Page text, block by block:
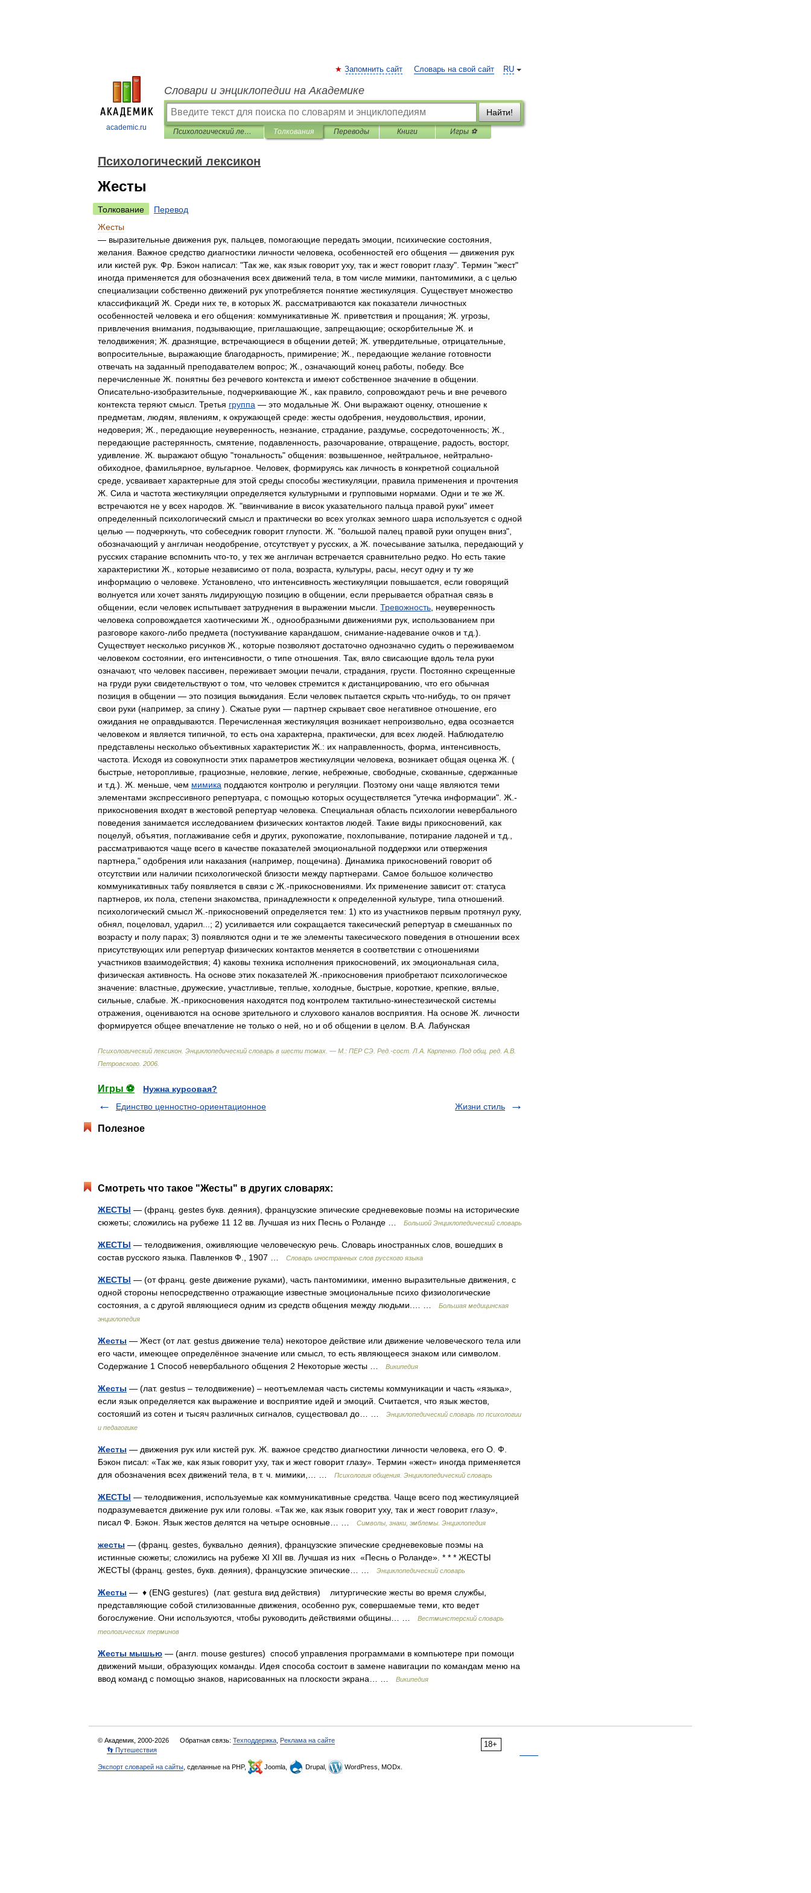
academic.ru
RU
Запомнить сайт Словарь на свой сайт
Словари и энциклопедии на Академике
Найти!
Психологический лексикон Толкования Переводы Книги Игры ⚽
Психологический лексикон
Жесты
Толкование
Перевод
Жесты
— выразительные движения рук пальцев помогающие передать эмоции психические состояния
желания
Важное средство диагностики личности человека особенностей его общения — движения рук
или кистей рук Фр Бэкон написал: "Так же как язык говорит уху, так и жест говорит глазу". Термин "жест"
иногда применяется для обозначения всех движений тела в том числе мимики пантомимики а с целью
специализации собственно движений рук употребляется понятие жестикуляция Существует множество
классификаций Ж Среди них те в которых Ж рассматриваются как показатели личностных
особенностей человека и его общения: коммуникативные Ж приветствия и прощания; Ж угрозы
привлечения внимания подзывающие приглашающие запрещающие; оскорбительные Ж и
телодвижения; Ж дразнящие встречающиеся в общении детей; Ж утвердительные отрицательные
вопросительные выражающие благодарность примирение; Ж передающие желание готовности
отвечать на заданный преподавателем вопрос; Ж означающий конец работы победу. Все
перечисленные Ж понятны без речевого контекста и имеют собственное значение в общении
Описательно-изобразительные подчеркивающие Ж как правило сопровождают речь и вне речевого
контекста теряют смысл Третья группа — это модальные Ж Они выражают оценку, отношение к
предметам
людям явлениям к окружающей среде: жесты одобрения неудовольствия иронии
недоверия; Ж передающие неуверенность незнание страдание раздумье сосредоточенность; Ж
передающие растерянность смятение подавленность разочарование отвращение радость восторг,
удивление Ж выражают общую "тональность" общения: возвышенное нейтральное нейтрально-
обиходное фамильярное вульгарное Человек формируясь как личность в конкретной социальной
среде усваивает характерные для этой среды способы жестикуляции правила применения и прочтения
Ж Сила и частота жестикуляции определяется культурными и групповыми нормами Одни и те же Ж
встречаются не у всех народов Ж . "ввинчивание в висок указательного пальца правой руки" имеет
определенный психологический смысл и практически во всех уголках земного шара используется с одной
целью — подчеркнуть что собеседник говорит глупости Ж . "большой палец правой руки опущен вниз",
обозначающий у англичан неодобрение отсутствует у русских а Ж почесывание затылка передающий у
русских старание вспомнить что-то у тех же англичан встречается сравнительно редко Но есть такие
характеристики Ж которые независимо от пола возраста культуры расы несут одну и ту же
информацию о человеке Установлено что интенсивность жестикуляции повышается если говорящий
волнуется или хочет занять лидирующую позицию в общении если прерывается обратная связь в
общении если человек испытывает затруднения в выражении мысли Тревожность неуверенность
человека сопровождается хаотическими Ж однообразными движениями рук использованием при
разговоре какого-либо предмета (постукивание карандашом снимание-надевание очков и т.д .).
Существует несколько рисунков Ж которые позволяют достаточно однозначно судить о переживаемом
человеком состоянии его интенсивности о типе отношения Так вяло свисающие вдоль тела руки
означают, что человек пассивен переживает эмоции печали страдания грусти Постоянно скрещенные
на груди руки свидетельствуют о том что человек стремится к дистанцированию что его обычная
позиция в общении — это позиция выжидания Если человек пытается скрыть что-нибудь то он прячет
свои руки (например за спину ). Сжатые руки — партнер скрывает свое негативное отношение его
ожидания не оправдываются Перечисленная жестикуляция возникает непроизвольно едва осознается
человеком и является типичной то есть она характерна практически для всех людей
Наблюдателю
представлены несколько объективных характеристик Ж : их направленность форма интенсивность
частота
Исходя из совокупности этих параметров жестикуляции человека возникает общая оценка Ж . (
быстрые неторопливые грациозные неловкие легкие небрежные свободные скованные сдержанные
и т.д .). Ж меньше чем мимика поддаются контролю и регуляции Поэтому они чаще являются теми
элементами экспрессивного репертуара с помощью которых осуществляется "утечка информации". Ж .-
прикосновения входят в жестовой репертуар человека Специальная область психологии невербального
поведения занимается исследованием физических контактов людей Такие виды прикосновений
как
поцелуй объятия поглаживание себя и других рукопожатие похлопывание потирание ладоней и т.д
рассматриваются чаще всего в качестве показателей эмоциональной поддержки или отвержения
партнера ," одобрения или наказания (например пощечина). Динамика прикосновений говорит об
отсутствии или наличии психологической близости между партнерами Самое большое количество
коммуникативных табу появляется в связи с Ж .-прикосновениями Их применение зависит от: статуса
партнеров их пола степени знакомства принадлежности к определенной культуре типа отношений
психологический смысл Ж .-прикосновений определяется тем: 1) кто из участников первым протянул руку,
обнял поцеловал ударил ...; 2) усиливается или сокращается такесический репертуар в смешанных по
возрасту и полу парах; 3) появляются одни и те же элементы такесического поведения в отношении всех
присутствующих или репертуар физических контактов меняется в соответствии с отношениями
участников взаимодействия; 4) каковы техника исполнения прикосновений их эмоциональная сила
физическая активность На основе этих показателей Ж .-прикосновения приобретают психологическое
значение: властные дружеские участливые теплые холодные быстрые короткие крепкие вялые
сильные слабые Ж .-прикосновения находятся под контролем тактильно-кинестезической системы
отражения оцениваются на основе зрительного и слухового каналов восприятия На основе Ж личности
формируется общее впечатление не только о ней но и об общении в целом В А Лабунская
Психологический лексикон Энциклопедический словарь в шести томах . — М : ПЕР СЭ Ред .-сост Л А Карпенко Под общ ред А В
Петровского 2006
Игры ⚽
Нужна курсовая?
Единство ценностно-ориентационное
Жизни стиль
Полезное
Смотреть что такое "Жесты" в других словарях:
ЖЕСТЫ — (франц. gestes букв. деяния), французские эпические средневековые поэмы на исторические
сюжеты; сложились на рубеже 11 12 вв. Лучшая из них Песнь о Роланде …
Большой Энциклопедический словарь
ЖЕСТЫ — телодвижения, оживляющие человеческую речь. Словарь иностранных слов, вошедших в
состав русского языка. Павленков Ф., 1907 …
Словарь иностранных слов русского языка
ЖЕСТЫ — (от франц. geste движение руками), часть пантомимики, именно выразительные движения, с
одной стороны непосредственно отражающие известные эмоциональные психо физиологические
состояния, а с другой являющиеся одним из средств общения между людьми.… …
Большая медицинская
энциклопедия
Жесты — Жест (от лат. gestus движение тела) некоторое действие или движение человеческого тела или
его части, имеющее определённое значение или смысл, то есть являющееся знаком или символом.
Содержание 1 Способ невербального общения 2 Некоторые жесты …
Википедия
Жесты — (лат. gestus – телодвижение) – неотъемлемая часть системы коммуникации и часть «языка»,
если язык определяется как выражение и восприятие идей и эмоций. Считается, что язык жестов,
состояший из сотен и тысяч различных сигналов, существовал до… …
Энциклопедический словарь по психологии
и педагогике
Жесты — движения рук или кистей рук. Ж. важное средство диагностики личности человека, его О. Ф.
Бэкон писал: «Так же, как язык говорит уху, так и жест говорит глазу». Термин «жест» иногда применяется
для обозначения всех движений тела, в т. ч. мимики,… …
Психология общения. Энциклопедический словарь
ЖЕСТЫ — телодвижения, используемые как коммуникативные средства. Чаще всего под жестикуляцией
подразумевается движение рук или головы. «Так же, как язык говорит уху, так и жест говорит глазу»,
писал Ф. Бэкон. Язык жестов делятся на четыре основные… …
Символы, знаки, эмблемы. Энциклопедия
жесты — (франц. gestes, буквально деяния), французские эпические средневековые поэмы на
истинные сюжеты; сложились на рубеже XI XII вв. Лучшая из них «Песнь о Роланде». * * * ЖЕСТЫ
ЖЕСТЫ (франц. gestes, букв. деяния), французские эпические… …
Энциклопедический словарь
Жесты — ♦ (ENG gestures) (лат. gestura вид действия) литургические жесты во время службы,
представляющие собой стилизованные движения, особенно рук, совершаемые теми, кто ведет
богослужение. Они используются, чтобы руководить действиями общины… …
Вестминстерский словарь
теологических терминов
Жесты мышью — (англ. mouse gestures) способ управления программами в компьютере при помощи
движений мыши, образующих команды. Идея способа состоит в замене навигации по командам меню на
ввод команд с помощью знаков, нарисованных на плоскости экрана… …
Википедия
18+
© Академик, 2000-2026 Обратная связь: Техподдержка Реклама на сайте
👣 Путешествия
Экспорт словарей на сайты , сделанные на PHP, Joomla, Drupal, WordPress, MODx.